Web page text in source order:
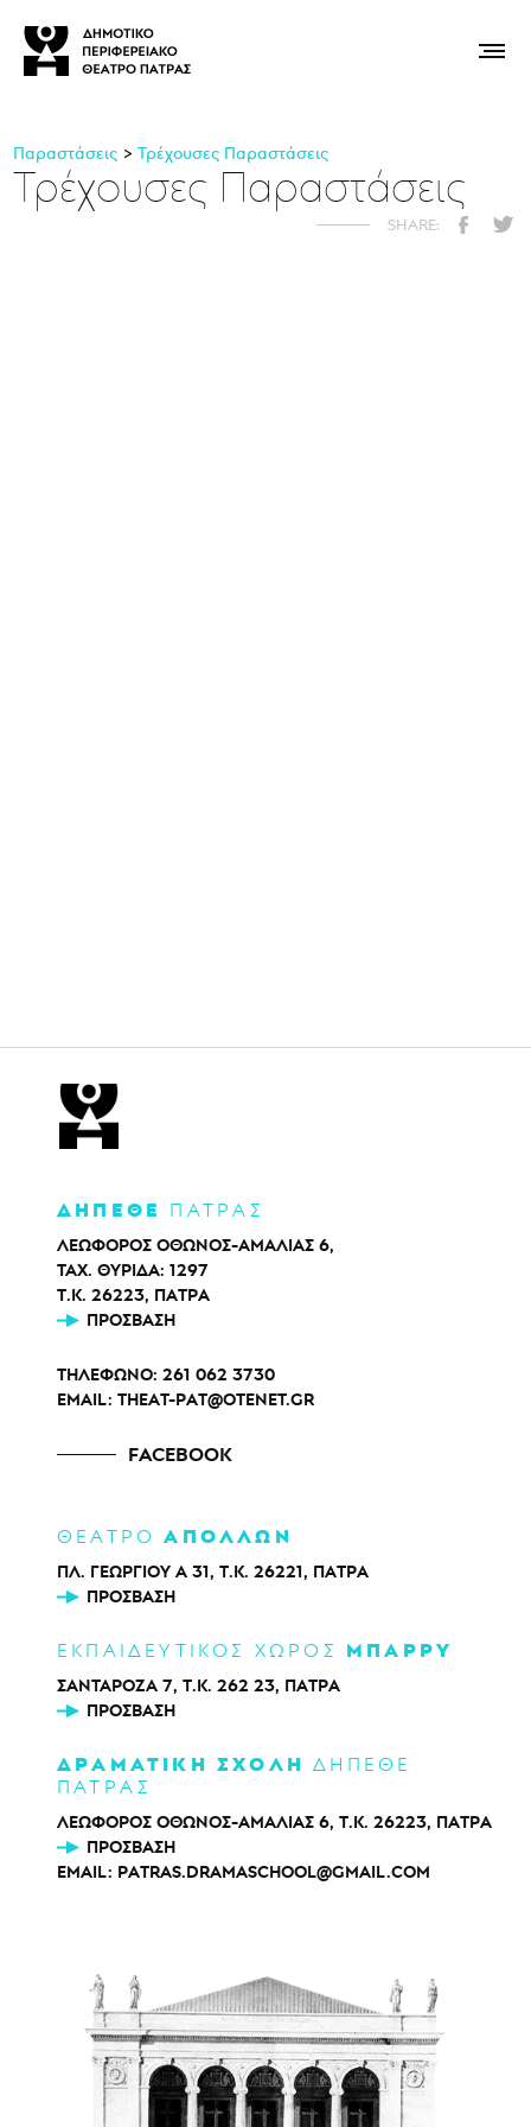
Παραστάσεις Τρέχουσες Παραστάσεις
Τρέχουσες Παραστάσεις
ΔΗΠΕΘΕ ΠΑΤΡΑΣ
ΛΕΩΦΟΡΟΣ ΟΘΩΝΟΣ-ΑΜΑΛΙΑΣ 6,
ΤΑΧ. ΘΥΡΙΔΑ: 1297
Τ.Κ. 26223, ΠΑΤΡΑ
ΠΡΌΣΒΑΣΗ
ΤΗΛΕΦΩΝΟ: 261 062 3730
EMAIL: THEAT-PAT@OTENET.GR
FACEBOOK
ΘΕΑΤΡΟΑΠΟΛΛΩΝ
ΠΛ. ΓΕΩΡΓΙΟΥ Α 31, Τ.Κ. 26221, ΠΑΤΡΑ
ΠΡΌΣΒΑΣΗ
ΕΚΠΑΙΔΕΥΤΙΚΟΣ ΧΩΡΟΣ ΜΠΑΡΡΥ
ΣΑΝΤΑΡΟΖΑ 7, Τ.Κ. 262 23, ΠΑΤΡΑ
ΠΡΌΣΒΑΣΗ
ΔΡΑΜΑΤΙΚΗ ΣΧΟΛΗ ΔΗΠΕΘΕ
ΠΑΤΡΑΣ
ΛΕΩΦΟΡΟΣ ΟΘΩΝΟΣ-ΑΜΑΛΙΑΣ 6, Τ.Κ. 26223, ΠΑΤΡΑ
ΠΡΌΣΒΑΣΗ
EMAIL: PATRAS.DRAMASCHOOL@GMAIL.COM